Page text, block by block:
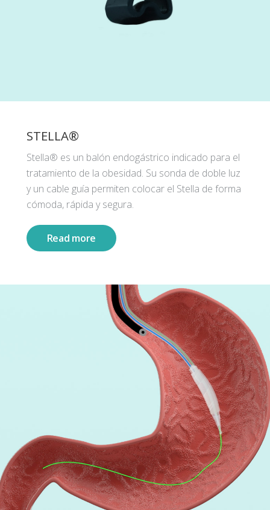
STELLA®
Stella® es un balón endogástrico indicado para el
tratamiento de la obesidad. Su sonda de doble luz
y un cable guía permiten colocar el Stella de forma
cómoda, rápida y segura.
Read more